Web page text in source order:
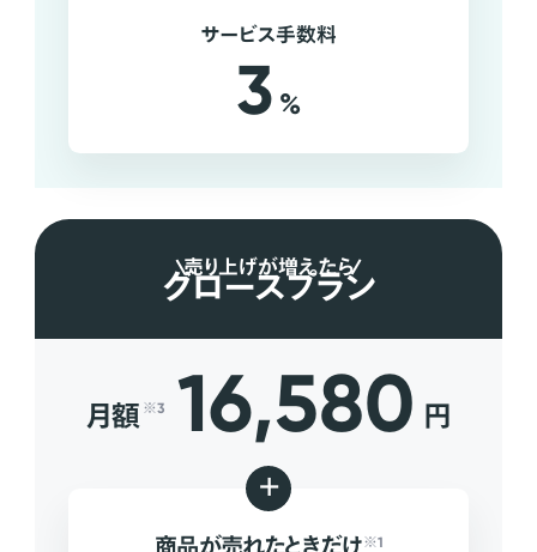
サービス手数料
3 %
売り上げが増えたら
グロースプラン
月額 ※3 16,580 円
+
※1